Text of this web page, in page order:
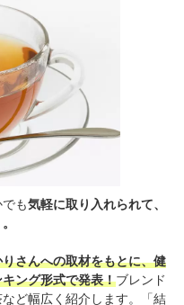
も気軽に取り入れられて、
さんへの取材をもとに、健
ング形式で発表！ブレンド
ど幅広く紹介します。「結